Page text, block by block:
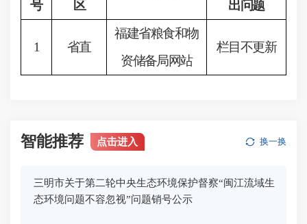
号
区
出问题
1 省直
福建省粮食和物
资储备局网站
栏目不更新
智能推荐 点击进入 换一换
三明市关于第二轮中央生态环境保护督察“闽江流域生
态环境问题不容忽视”问题销号公示